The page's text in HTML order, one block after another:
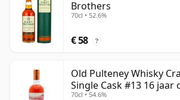
Brothers
70cl • 52.6%
€ 58 ?
Old Pulteney Whisky
Single Cask #13 16 jaar
70cl • 54.6%